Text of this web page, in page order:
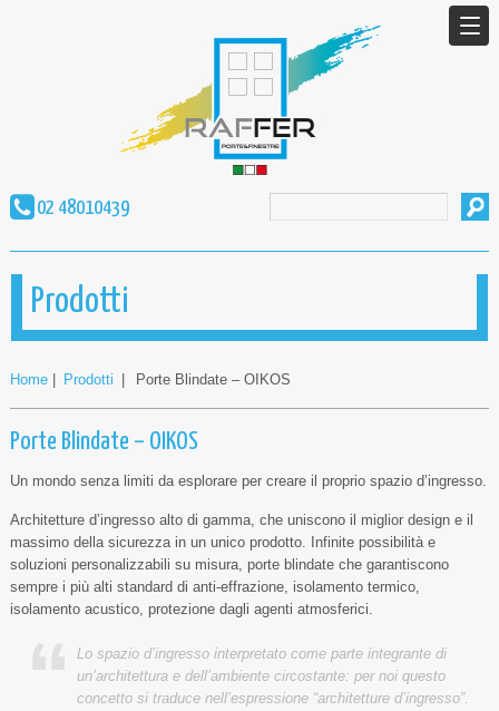
02 48010439
Prodotti
Home Prodotti Porte Blindate – OIKOS
Porte Blindate – OIKOS
Un mondo senza limiti da esplorare per creare il proprio spazio d’ingresso.
Architetture d’ingresso alto di gamma, che uniscono il miglior design e il
massimo della sicurezza in un unico prodotto. Infinite possibilità e
soluzioni personalizzabili su misura, porte blindate che garantiscono
sempre i più alti standard di anti-effrazione, isolamento termico,
isolamento acustico, protezione dagli agenti atmosferici.
Lo spazio d’ingresso interpretato come parte integrante di
un’architettura e dell’ambiente circostante: per noi questo
concetto si traduce nell’espressione “architetture d’ingresso”.